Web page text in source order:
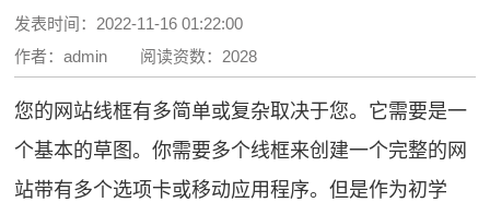
发表时间：2022-11-16 01:22:00
作者：admin 阅读资数：2028
您的网站线框有多简单或复杂取决于您。它需要是一
个基本的草图。你需要多个线框来创建一个完整的网
站带有多个选项卡或移动应用程序。但是作为初学